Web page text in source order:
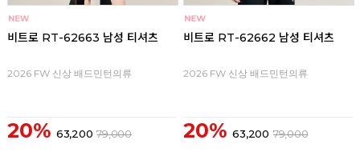
비트로 RT-62663 남성 티셔츠
2026 FW 신상 배드민턴의류
20% 63,200 79,000
비트로 RT-62662 남성 티셔츠
2026 FW 신상 배드민턴의류
20% 63,200 79,000